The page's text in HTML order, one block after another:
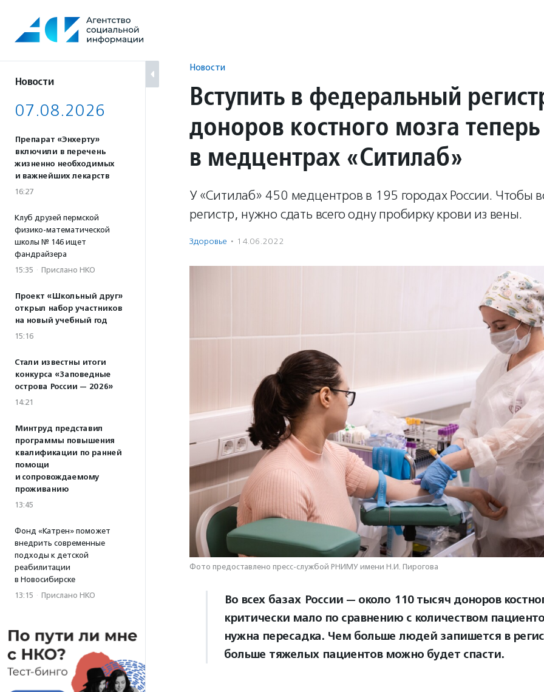
содержанию
Новости
07.08.2026
Препарат «Энхерту»
включили в перечень
жизненно необходимых
и важнейших лекарств
16:27
Клуб друзей пермской
физико-математической
школы № 146 ищет
фандрайзера
15:35 · Прислано НКО
Проект «Школьный друг»
открыл набор участников
на новый учебный год
15:16
Стали известны итоги
конкурса «Заповедные
острова России — 2026»
14:21
Минтруд представил
программы повышения
квалификации по ранней
помощи
и сопровождаемому
проживанию
13:45
Фонд «Катрен» поможет
внедрить современные
подходы к детской
реабилитации
в Новосибирске
13:15 · Прислано НКО
Новости
Вступить в федеральный
доноров костного мозга
в медцентрах «Ситилаб»
У «Ситилаб» 450 медцентров в 195 городах России. Чтобы
регистр, нужно сдать всего одну пробирку крови из вены.
Здоровье · 14.06.2022
Фото предоставлено пресс-службой РНИМУ имени Н.И. Пирогова
Во всех базах России — около 110 тысяч доноров
критически мало по сравнению с количеством
нужна пересадка. Чем больше людей запишется в
больше тяжелых пациентов можно будет спасти.